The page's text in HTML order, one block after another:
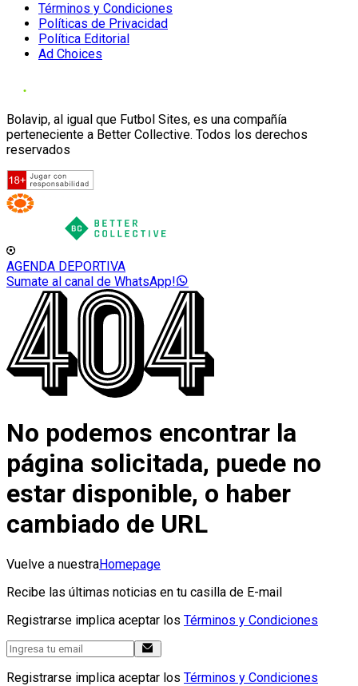
Términos y Condiciones
Políticas de Privacidad
Política Editorial
Ad Choices
Bolavip, al igual que Futbol Sites, es una compañía
perteneciente a Better Collective. Todos los derechos
reservados
AGENDA DEPORTIVA
Sumate al canal de WhatsApp!
No podemos encontrar la
página solicitada, puede no
estar disponible, o haber
cambiado de URL
Vuelve a nuestraHomepage
Recibe las últimas noticias en tu casilla de E-mail
Registrarse implica aceptar los Términos y Condiciones
Registrarse implica aceptar los Términos y Condiciones